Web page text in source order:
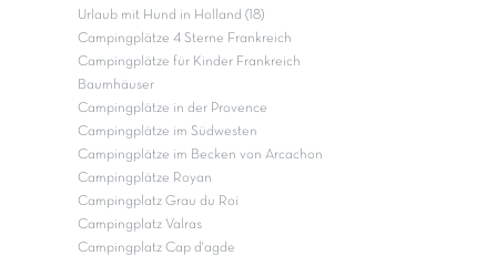
Urlaub mit Hund in Holland (18)
Campingplätze 4 Sterne Frankreich
Campingplätze für Kinder Frankreich
Baumhäuser
Campingplätze in der Provence
Campingplätze im Südwesten
Campingplätze im Becken von Arcachon
Campingplätze Royan
Campingplatz Grau du Roi
Campingplatz Valras
Campingplatz Cap d'agde